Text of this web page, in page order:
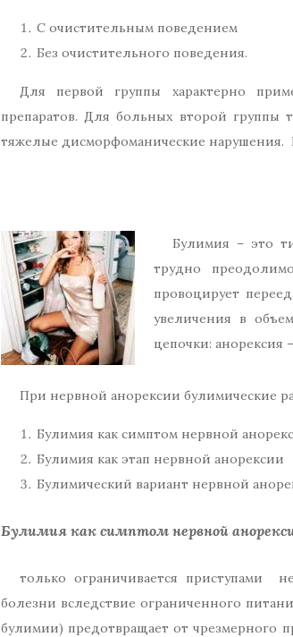
С очистительным поведением
Без очистительного поведения.
Для первой группы характерно
препаратов. Для больных второй группы
тяжелые дисморфоманические нарушения.
Булимия – это
трудно
провоцирует
увеличения в
цепочки: анорексия
При нервной анорексии булимические
Булимия как симптом нервной
Булимия как этап нервной анорексии
Булимический вариант нервной
Булимия как симптом нервной
только ограничивается приступами
болезни вследствие ограниченного
булимии) предотвращает от чрезмерного